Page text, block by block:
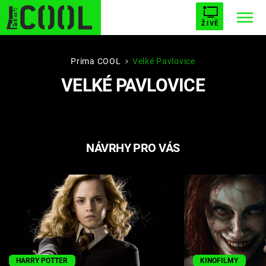
ŽIVĚ
STARHOUSE BUFFY, PŘEMOŽITELKA UPÍRŮ
PLNEJ KOTEL AVENGERS 5
Seriály
Hry
Prima COOL Velké Pavlovice
VELKÉ PAVLOVICE
NÁVRHY PRO VÁS
HARRY POTTER KINOFILMY